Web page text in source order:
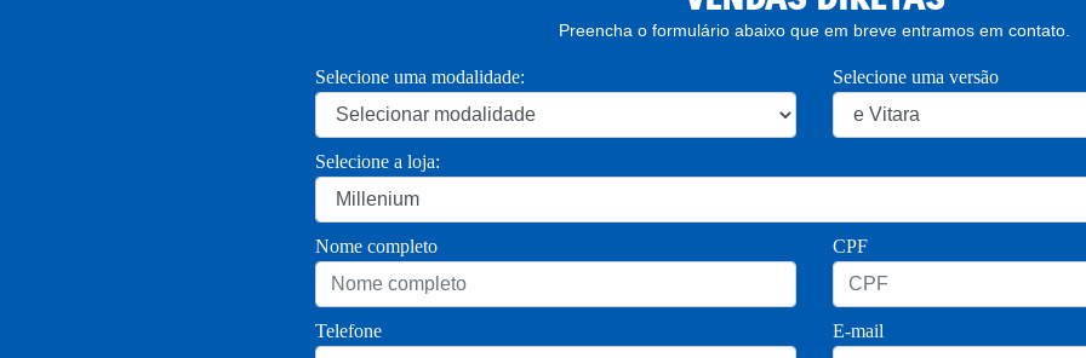
Preencha o formulário abaixo que em breve entramos em contato.
Selecione uma modalidade: Selecione uma versão
Selecione a loja:
Nome completo CPF
Telefone E-mail